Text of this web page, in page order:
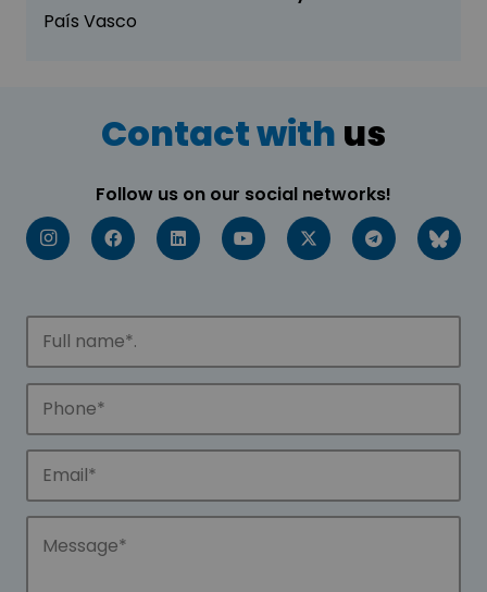
País Vasco
Contact with us
Follow us on our social networks!